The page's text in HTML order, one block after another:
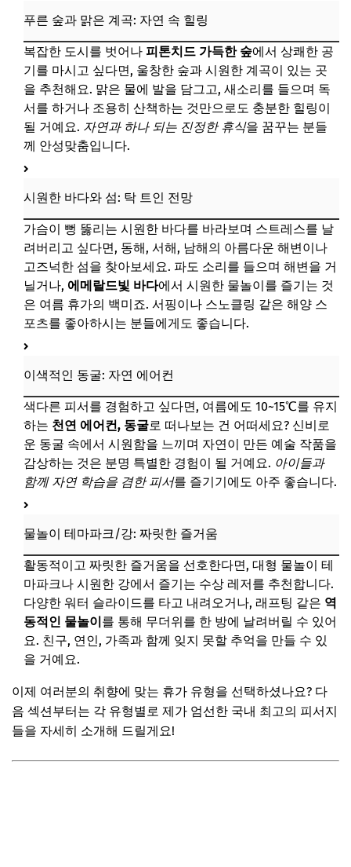
추가할인 코드 WRVE6
탁 트인 바다와 섬, 파도 소리로 잊는 더위
📌 지금 뜨는 꿀정보! 놓치지 마세요
추가할인 코드 WRVE6
이색적인 서늘함, 동굴과 테마파크로 즐기는 피서
📌 지금 뜨는 꿀정보! 놓치지 마세요
자주 묻는 질문
Q. 아이와 함께 가기 좋은 가족 친화적 여행지는 어디인가
요?
Q. 대중교통으로 접근하기 쉬운 여름 휴가지는 어디일까요?
Q. 휴가철 숙소 예약 꿀팁과 유의사항이 있을까요?
Q. 갑작스러운 비에 대비하는 여행 준비물은 무엇이 있을까
해요.
📌 지금 뜨는 꿀정보! 놓치지 마세요
추가할인 코드 WRVE6
마무리 및 팁: 무더위 탈출! 완벽한 여름 휴가를 위한 조언
📌 지금 뜨는 꿀정보! 놓치지 마세요
푸른 숲과 맑은 계곡: 자연 속 힐링
복잡한 도시를 벗어나 피톤치드 가득한 숲에서 상쾌한 공
기를 마시고 싶다면, 울창한 숲과 시원한 계곡이 있는 곳
을 추천해요. 맑은 물에 발을 담그고, 새소리를 들으며 독
서를 하거나 조용히 산책하는 것만으로도 충분한 힐링이
될 거예요. 자연과 하나 되는 진정한 휴식을 꿈꾸는 분들
께 안성맞춤입니다.
시원한 바다와 섬: 탁 트인 전망
가슴이 뻥 뚫리는 시원한 바다를 바라보며 스트레스를 날
려버리고 싶다면, 동해, 서해, 남해의 아름다운 해변이나
고즈넉한 섬을 찾아보세요. 파도 소리를 들으며 해변을 거
닐거나, 에메랄드빛 바다에서 시원한 물놀이를 즐기는 것
은 여름 휴가의 백미죠. 서핑이나 스노클링 같은 해양 스
포츠를 좋아하시는 분들에게도 좋습니다.
이색적인 동굴: 자연 에어컨
색다른 피서를 경험하고 싶다면, 여름에도 10~15℃를 유지
하는 천연 에어컨, 동굴로 떠나보는 건 어떠세요? 신비로
운 동굴 속에서 시원함을 느끼며 자연이 만든 예술 작품을
감상하는 것은 분명 특별한 경험이 될 거예요. 아이들과
함께 자연 학습을 겸한 피서를 즐기기에도 아주 좋습니다.
물놀이 테마파크/강: 짜릿한 즐거움
활동적이고 짜릿한 즐거움을 선호한다면, 대형 물놀이 테
마파크나 시원한 강에서 즐기는 수상 레저를 추천합니다.
다양한 워터 슬라이드를 타고 내려오거나, 래프팅 같은 역
동적인 물놀이를 통해 무더위를 한 방에 날려버릴 수 있어
요. 친구, 연인, 가족과 함께 잊지 못할 추억을 만들 수 있
을 거예요.
이제 여러분의 취향에 맞는 휴가 유형을 선택하셨나요? 다
음 섹션부터는 각 유형별로 제가 엄선한 국내 최고의 피서지
들을 자세히 소개해 드릴게요!